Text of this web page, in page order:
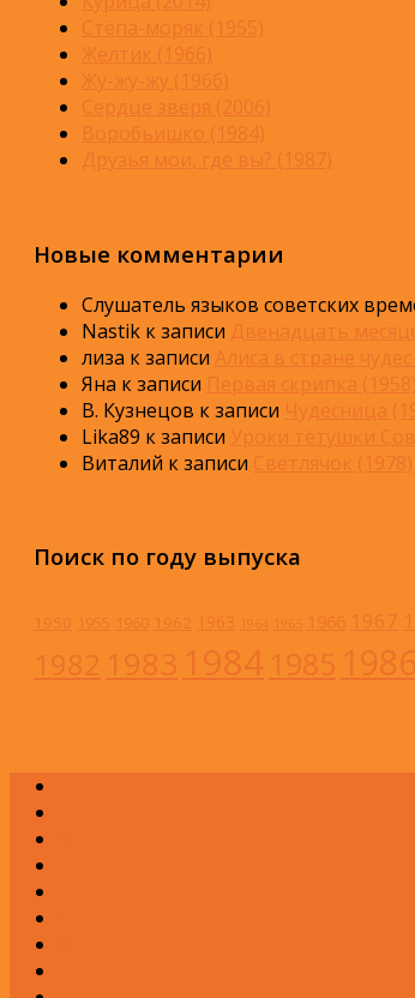
Стёпа-моряк (1955)
Желтик (1966)
Жу-жу-жу (1966)
Сердце зверя (2006)
Воробьишко (1984)
Друзья мои, где вы? (1987)
Новые комментарии
Слушатель языков советских
Nastik к записи Двенадцать
лиза к записи Алиса в стране
Яна к записи Первая скрипка (1958)
В. Кузнецов к записи Чудесница
Lika89 к записи Уроки тётушки
Виталий к записи Светлячок (1978)
Поиск по году выпуска
1950 1955 1960 1962 1963 1964 1965 1966 1967
1982 1983 1984 1985 1986